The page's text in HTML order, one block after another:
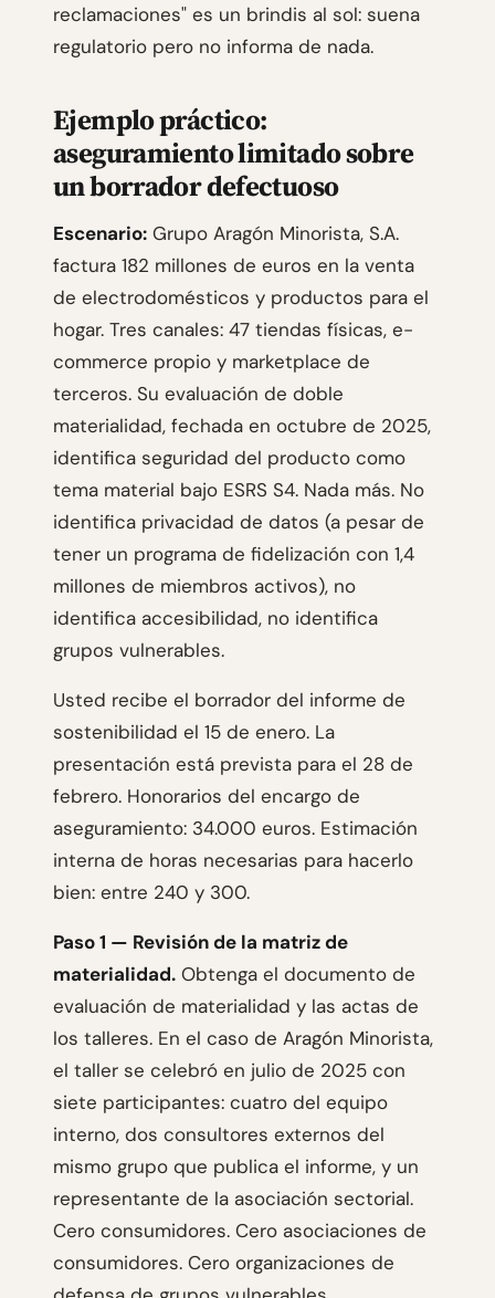
reclamaciones" es un brindis al sol: suena
regulatorio pero no informa de nada.
Ejemplo práctico:
aseguramiento limitado sobre
un borrador defectuoso
Escenario: Grupo Aragón Minorista, S.A.
factura 182 millones de euros en la venta
de electrodomésticos y productos para el
hogar. Tres canales: 47 tiendas físicas, e-
commerce propio y marketplace de
terceros. Su evaluación de doble
materialidad, fechada en octubre de 2025,
identifica seguridad del producto como
tema material bajo ESRS S4. Nada más. No
identifica privacidad de datos (a pesar de
tener un programa de fidelización con 1,4
millones de miembros activos), no
identifica accesibilidad, no identifica
grupos vulnerables.
Usted recibe el borrador del informe de
sostenibilidad el 15 de enero. La
presentación está prevista para el 28 de
febrero. Honorarios del encargo de
aseguramiento: 34.000 euros. Estimación
interna de horas necesarias para hacerlo
bien: entre 240 y 300.
Paso 1 — Revisión de la matriz de
materialidad. Obtenga el documento de
evaluación de materialidad y las actas de
los talleres. En el caso de Aragón Minorista,
el taller se celebró en julio de 2025 con
siete participantes: cuatro del equipo
interno, dos consultores externos del
mismo grupo que publica el informe, y un
representante de la asociación sectorial.
Cero consumidores. Cero asociaciones de
consumidores. Cero organizaciones de